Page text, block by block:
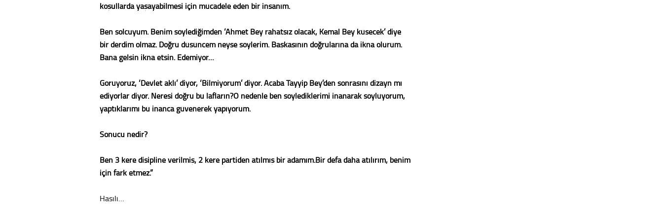
koşullarda yaşayabilmesi için mücadele eden bir insanım.
Ben solcuyum. Benim söylediğimden ‘Ahmet Bey rahatsız olacak, Kemal Bey küsecek’ diye
bir derdim olmaz. Doğru düşüncem neyse söylerim. Başkasının doğrularına da ikna olurum.
Bana gelsin ikna etsin. Edemiyor…
Görüyoruz, ‘Devlet aklı’ diyor, ‘Bilmiyorum’ diyor. Acaba Tayyip Bey’den sonrasını dizayn mı
ediyorlar diyor. Neresi doğru bu lafların?O nedenle ben söylediklerimi inanarak söylüyorum,
yaptıklarımı bu inanca güvenerek yapıyorum.
Sonucu nedir?
Ben 3 kere disipline verilmiş, 2 kere partiden atılmış bir adamım.Bir defa daha atılırım, benim
için fark etmez.”
Hasılı…